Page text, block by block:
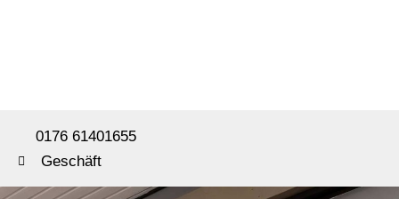
0176 61401655
Geschäft